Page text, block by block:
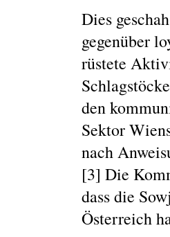
Dies
gegenüber
rüstete
den
Sektor
nach
[3] Die
dass die
Österreich